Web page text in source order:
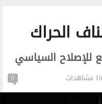
الحراك
السياسي
0